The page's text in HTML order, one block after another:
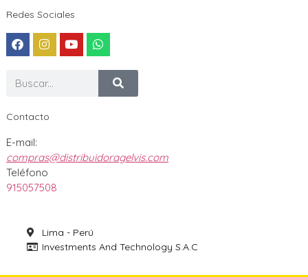
Redes Sociales
Contacto
E-mail:
compras@distribuidoragelvis.com
Teléfono
915057508
Lima - Perú
Investments And Technology S.A.C